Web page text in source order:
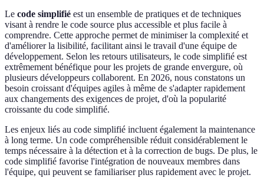
Le code simplifié est un ensemble de pratiques et de techniques
visant à rendre le code source plus accessible et plus facile à
comprendre. Cette approche permet de minimiser la complexité et
d'améliorer la lisibilité, facilitant ainsi le travail d'une équipe de
développement. Selon les retours utilisateurs, le code simplifié est
extrêmement bénéfique pour les projets de grande envergure, où
plusieurs développeurs collaborent. En 2026, nous constatons un
besoin croissant d'équipes agiles à même de s'adapter rapidement
aux changements des exigences de projet, d'où la popularité
croissante du code simplifié.
Les enjeux liés au code simplifié incluent également la maintenance
à long terme. Un code compréhensible réduit considérablement le
temps nécessaire à la détection et à la correction de bugs. De plus, le
code simplifié favorise l'intégration de nouveaux membres dans
l'équipe, qui peuvent se familiariser plus rapidement avec le projet.